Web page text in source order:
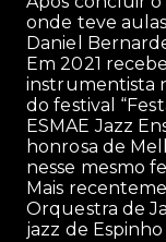
onde teve
Daniel
Em 2021
instrumentista
do festival
ESMAE Jazz
honrosa de
nesse mesmo
Mais
Orquestra de
jazz de